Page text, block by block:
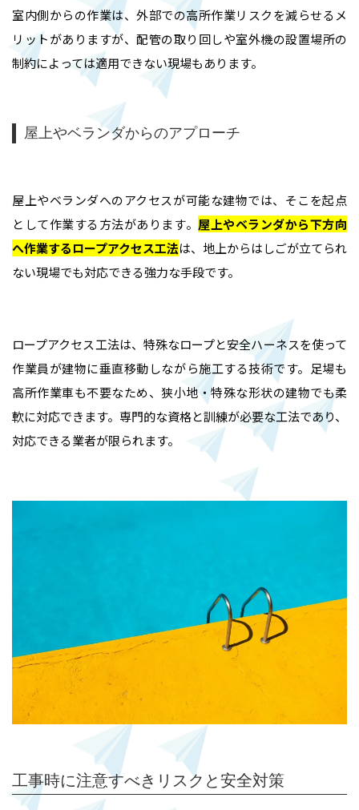
室内側からの作業は、外部での高所作業リスクを減らせるメ
リットがありますが、配管の取り回しや室外機の設置場所の
制約によっては適用できない現場もあります。
屋上やベランダからのアプローチ
屋上やベランダへのアクセスが可能な建物では、そこを起点
として作業する方法があります。屋上やベランダから下方向
へ作業するロープアクセス工法は、地上からはしごが立てられ
ない現場でも対応できる強力な手段です。
ロープアクセス工法は、特殊なロープと安全ハーネスを使って
作業員が建物に垂直移動しながら施工する技術です。足場も
高所作業車も不要なため、狭小地・特殊な形状の建物でも柔
軟に対応できます。専門的な資格と訓練が必要な工法であり、
対応できる業者が限られます。
工事時に注意すべきリスクと安全対策